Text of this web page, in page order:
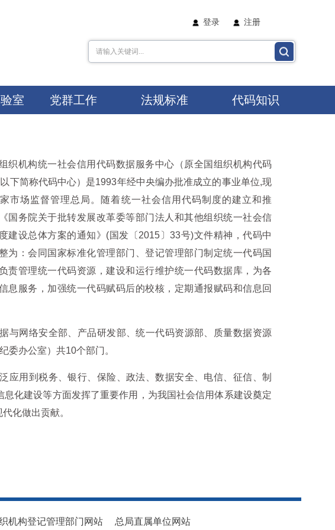
登录 注册
室 党群工作 法规标准 代码知识
织机构统一社会信用代码数据服务中心（原全国组织机构代码
下简称代码中心）是1993年经中央编办批准成立的事业单位,现
市场监督管理总局。随着统一社会信用代码制度的建立和推
国务院关于批转发展改革委等部门法人和其他组织统一社会信
建设总体方案的通知》(国发〔 2015 〕33号)文件精神，代码中
为：会同国家标准化管理部门、登记管理部门制定统一代码国
责管理统一代码资源，建设和运行维护统一代码数据库，为各
息服务，加强统一代码赋码后的校核，定期通报赋码和信息回
与网络安全部、产品研发部、统一代码资源部、质量数据资源
委办公室）共10个部门 。
用到税务、银行、保险、政法、数据安全、电信、征信、制
化建设等方面发挥了重要作用，为我国社会信用体系建设奠定
化做出贡献。
机构登记管理部门网站 总局直属单位网站